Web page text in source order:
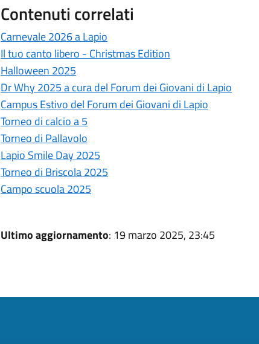
Contenuti correlati
Carnevale 2026 a Lapio
Il tuo canto libero - Christmas Edition
Halloween 2025
Dr Why 2025 a cura del Forum dei Giovani di Lapio
Campus Estivo del Forum dei Giovani di Lapio
Torneo di calcio a 5
Torneo di Pallavolo
Lapio Smile Day 2025
Torneo di Briscola 2025
Campo scuola 2025
Ultimo aggiornamento: 19 marzo 2025, 23:45